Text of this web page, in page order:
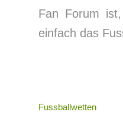
Fan Forum
einfach das
Fussballwetten